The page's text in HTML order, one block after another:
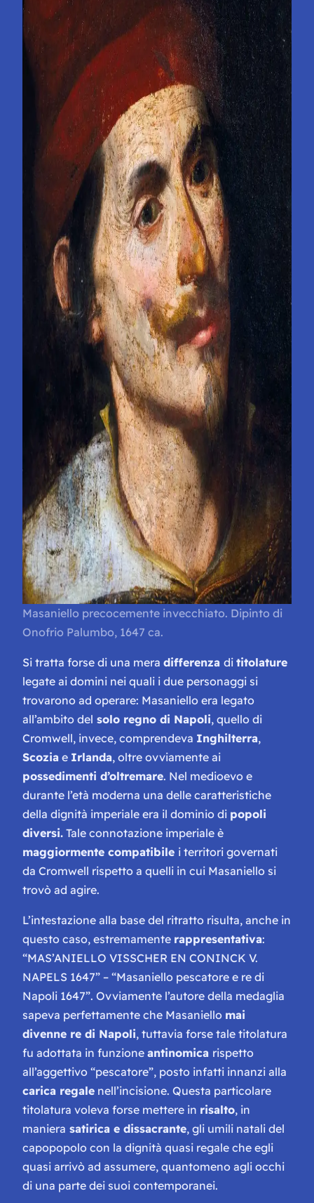
Masaniello precocemente invecchiato. Dipinto di
Onofrio Palumbo, 1647 ca.
Si tratta forse di una mera differenza di titolature
legate ai domini nei quali i due personaggi si
trovarono ad operare: Masaniello era legato
all’ambito del solo regno di Napoli, quello di
Cromwell, invece, comprendeva Inghilterra,
Scozia e Irlanda, oltre ovviamente ai
possedimenti d’oltremare. Nel medioevo e
durante l’età moderna una delle caratteristiche
della dignità imperiale era il dominio di popoli
diversi. Tale connotazione imperiale è
maggiormente compatibile i territori governati
da Cromwell rispetto a quelli in cui Masaniello si
trovò ad agire.
L’intestazione alla base del ritratto risulta, anche in
questo caso, estremamente rappresentativa:
“MAS’ANIELLO VISSCHER EN CONINCK V.
NAPELS 1647” – “Masaniello pescatore e re di
Napoli 1647”. Ovviamente l’autore della medaglia
sapeva perfettamente che Masaniello mai
divenne re di Napoli, tuttavia forse tale titolatura
fu adottata in funzione antinomica rispetto
all’aggettivo “pescatore”, posto infatti innanzi alla
carica regale nell’incisione. Questa particolare
titolatura voleva forse mettere in risalto, in
maniera satirica e dissacrante, gli umili natali del
capopopolo con la dignità quasi regale che egli
quasi arrivò ad assumere, quantomeno agli occhi
di una parte dei suoi contemporanei.